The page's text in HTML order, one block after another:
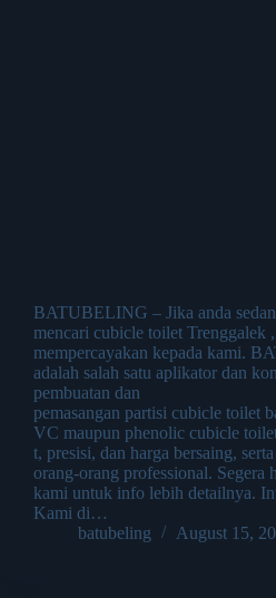
BATUBELING – Jika anda
mencari cubicle toilet Trenggalek
mempercayakan kepada kami.
adalah salah satu aplikator dan
pembuatan dan
pemasangan partisi cubicle toilet
VC maupun phenolic cubicle
t, presisi, dan harga bersaing,
orang-orang professional. Segera
kami untuk info lebih detailnya.
Kami di…
batubeling
August 15,